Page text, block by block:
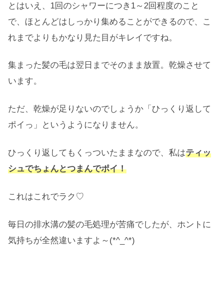
とはいえ、1回のシャワーにつき1～2回程度のこと
で、ほとんどはしっかり集めることができるので、こ
れまでよりもかなり見た目がキレイですね。
集まった髪の毛は翌日までそのまま放置。乾燥させて
います。
ただ、乾燥が足りないのでしょうか「ひっくり返して
ポイっ」というようになりません。
ひっくり返してもくっついたままなので、私はティッ
シュでちょんとつまんでポイ！
これはこれでラク♡
毎日の排水溝の髪の毛処理が苦痛でしたが、ホントに
気持ちが全然違いますよ～(*^_^*)